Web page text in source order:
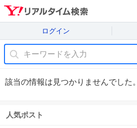
ログイン
該当の情報は見つかりませんでした。
人気ポスト